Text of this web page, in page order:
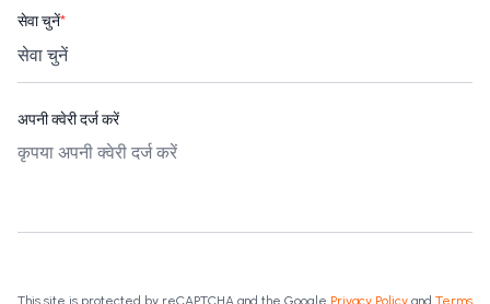
सेवा चुनें*
अपनी क्वेरी दर्ज करें